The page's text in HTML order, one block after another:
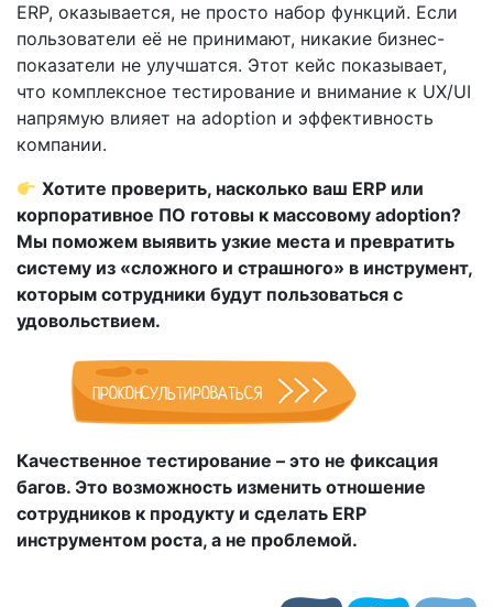
ERP, оказывается, не просто набор функций. Если
пользователи её не принимают, никакие бизнес-
показатели не улучшатся. Этот кейс показывает,
что комплексное тестирование и внимание к UX/UI
напрямую влияет на adoption и эффективность
компании.
Хотите проверить, насколько ваш ERP или
корпоративное ПО готовы к массовому adoption?
Мы поможем выявить узкие места и превратить
систему из «сложного и страшного» в инструмент,
которым сотрудники будут пользоваться с
удовольствием.
ПРОКОНСУЛЬТИРОВАТЬСЯ
Качественное тестирование – это не фиксация
багов. Это возможность изменить отношение
сотрудников к продукту и сделать ERP
инструментом роста, а не проблемой.